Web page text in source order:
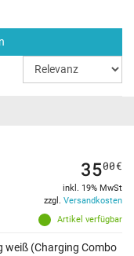
Artikel verfügbar
3500€
inkl. 19% MwSt
zzgl. Versandkosten
weiß (Charging Combo